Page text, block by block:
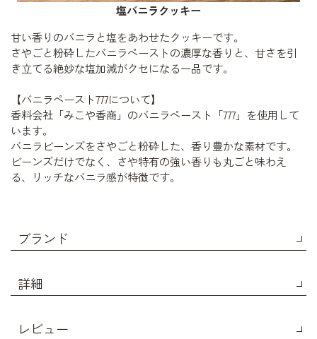
塩バニラクッキー
甘い香りのバニラと塩をあわせたクッキーです。
さやごと粉砕したバニラペーストの濃厚な香りと、甘さを引
き立てる絶妙な塩加減がクセになる一品です。
【バニラペースト777について】
香料会社「みこや香商」のバニラペースト「777」を使用して
います。
バニラビーンズをさやごと粉砕した、香り豊かな素材です。
ビーンズだけでなく、さや特有の強い香りも丸ごと味わえ
る、リッチなバニラ感が特徴です。
ブランド
詳細
レビュー